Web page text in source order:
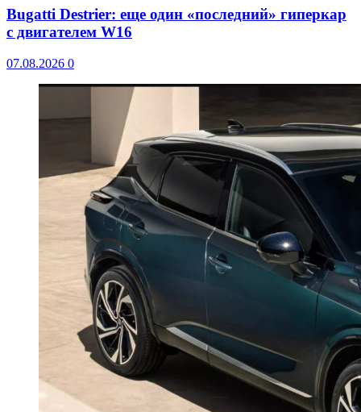
Bugatti Destrier: еще один «последний» гиперкар
с двигателем W16
07.08.2026 0